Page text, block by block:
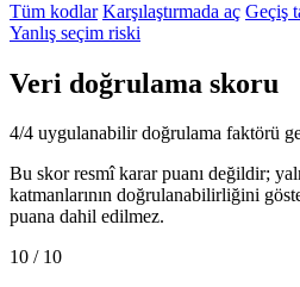
Tüm kodlar Karşılaştırmada aç Geçiş
Yanlış seçim riski
Veri doğrulama skoru
4/4 uygulanabilir doğrulama faktörü
Bu skor resmî karar puanı değildir;
katmanlarının doğrulanabilirliğini
puana dahil edilmez.
10 / 10